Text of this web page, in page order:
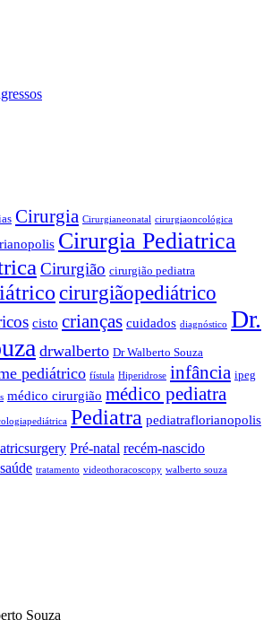
Cirurgia Cirurgianeonatal cirurgiaoncológica
Cirurgia Pediatrica
Cirurgião cirurgião pediatra
cirurgiãopediátrico
cisto crianças cuidados diagnóstico Dr.
drwalberto Dr Walberto Souza
pediátrico fístula Hiperidrose infância ipeg
médico cirurgião médico pediatra
Pediatra pediatraflorianopolis
Pré-natal recém-nascido
saúde tratamento videothoracoscopy walberto souza
Souza